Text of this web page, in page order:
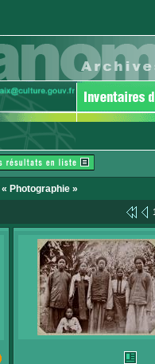
« Photographie »